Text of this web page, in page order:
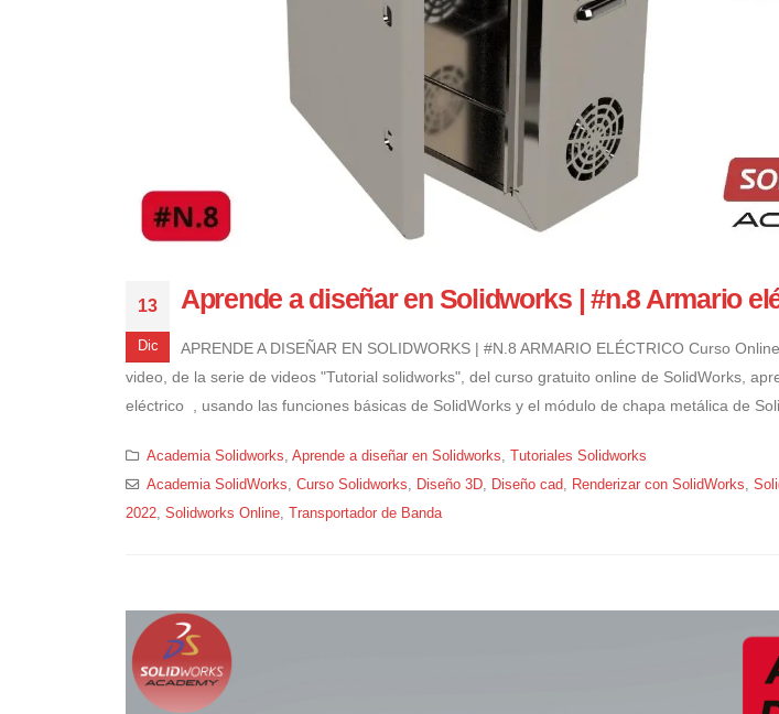
13
Dic
Aprende a diseñar en Solidworks | #n.8 Armario
APRENDE A DISEÑAR EN SOLIDWORKS | #N.8 ARMARIO ELÉCTRICO Curso
video, de la serie de videos "Tutorial solidworks", del curso gratuito online de SolidWorks,
eléctrico , usando las funciones básicas de SolidWorks y el módulo de chapa metálica de
Academia Solidworks Aprende a diseñar en Solidworks
Tutoriales Solidworks
Academia SolidWorks
Curso Solidworks Diseño 3D, Diseño cad Renderizar con SolidWorks
2022 Solidworks Online Transportador de Banda